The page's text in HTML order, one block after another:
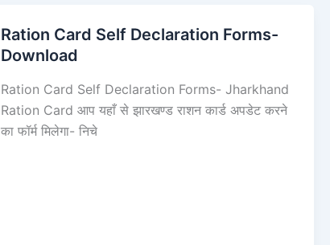
Ration Card Self Declaration Forms-
Download
Ration Card Self Declaration Forms- Jharkhand
Ration Card आप यहाँ से झारखण्ड राशन कार्ड अपडेट करने
का फॉर्म मिलेगा- निचे